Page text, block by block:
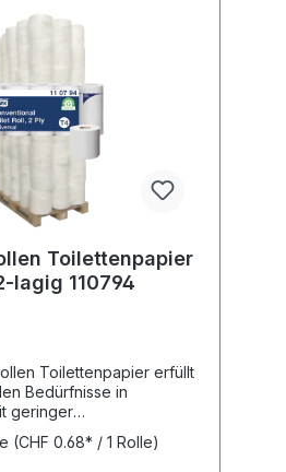
Toilettenpapier
lagig 110794
Toilettenpapier erfüllt
Bedürfnisse in
geringer
und bietet ein gutes
Kosteneffizienz
(CHF 0.68* / 1 Rolle)